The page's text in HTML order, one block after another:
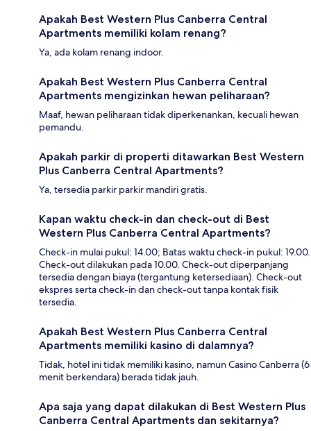
Apakah Best Western Plus Canberra Central
Apartments memiliki kolam renang?
Ya, ada kolam renang indoor.
Apakah Best Western Plus Canberra Central
Apartments mengizinkan hewan peliharaan?
Maaf, hewan peliharaan tidak diperkenankan, kecuali hewan
pemandu.
Apakah parkir di properti ditawarkan Best Western
Plus Canberra Central Apartments?
Ya, tersedia parkir parkir mandiri gratis.
Kapan waktu check-in dan check-out di Best
Western Plus Canberra Central Apartments?
Check-in mulai pukul: 14.00; Batas waktu check-in pukul: 19.00.
Check-out dilakukan pada 10.00. Check-out diperpanjang
tersedia dengan biaya (tergantung ketersediaan). Check-out
ekspres serta check-in dan check-out tanpa kontak fisik
tersedia.
Apakah Best Western Plus Canberra Central
Apartments memiliki kasino di dalamnya?
Tidak, hotel ini tidak memiliki kasino, namun Casino Canberra (6
menit berkendara) berada tidak jauh.
Apa saja yang dapat dilakukan di Best Western Plus
Canberra Central Apartments dan sekitarnya?